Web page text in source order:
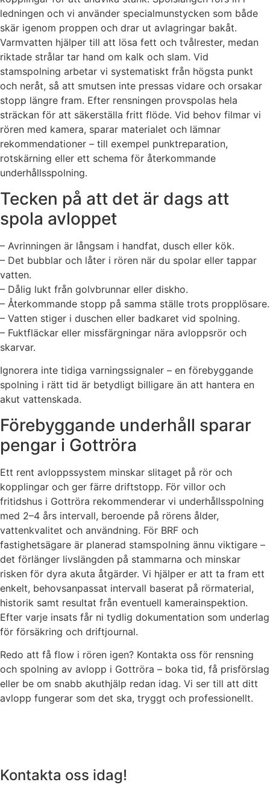
ledningen och vi använder specialmunstycken som både
skär igenom proppen och drar ut avlagringar bakåt.
Varmvatten hjälper till att lösa fett och tvålrester, medan
riktade strålar tar hand om kalk och slam. Vid
stamspolning arbetar vi systematiskt från högsta punkt
och neråt, så att smutsen inte pressas vidare och orsakar
stopp längre fram. Efter rensningen provspolas hela
sträckan för att säkerställa fritt flöde. Vid behov filmar vi
rören med kamera, sparar materialet och lämnar
rekommendationer – till exempel punktreparation,
rotskärning eller ett schema för återkommande
underhållsspolning.
Tecken på att det är dags att
spola avloppet
– Avrinningen är långsam i handfat, dusch eller kök.
– Det bubblar och låter i rören när du spolar eller tappar
vatten.
– Dålig lukt från golvbrunnar eller diskho.
– Återkommande stopp på samma ställe trots propplösare.
– Vatten stiger i duschen eller badkaret vid spolning.
– Fuktfläckar eller missfärgningar nära avloppsrör och
skarvar.
Ignorera inte tidiga varningssignaler – en förebyggande
spolning i rätt tid är betydligt billigare än att hantera en
akut vattenskada.
Förebyggande underhåll sparar
pengar i Gottröra
Ett rent avloppssystem minskar slitaget på rör och
kopplingar och ger färre driftstopp. För villor och
fritidshus i Gottröra rekommenderar vi underhållsspolning
med 2–4 års intervall, beroende på rörens ålder,
vattenkvalitet och användning. För BRF och
fastighetsägare är planerad stamspolning ännu viktigare –
det förlänger livslängden på stammarna och minskar
risken för dyra akuta åtgärder. Vi hjälper er att ta fram ett
enkelt, behovsanpassat intervall baserat på rörmaterial,
historik samt resultat från eventuell kamerainspektion.
Efter varje insats får ni tydlig dokumentation som underlag
för försäkring och driftjournal.
Redo att få flow i rören igen? Kontakta oss för rensning
och spolning av avlopp i Gottröra – boka tid, få prisförslag
eller be om snabb akuthjälp redan idag. Vi ser till att ditt
avlopp fungerar som det ska, tryggt och professionellt.
Kontakta oss idag!